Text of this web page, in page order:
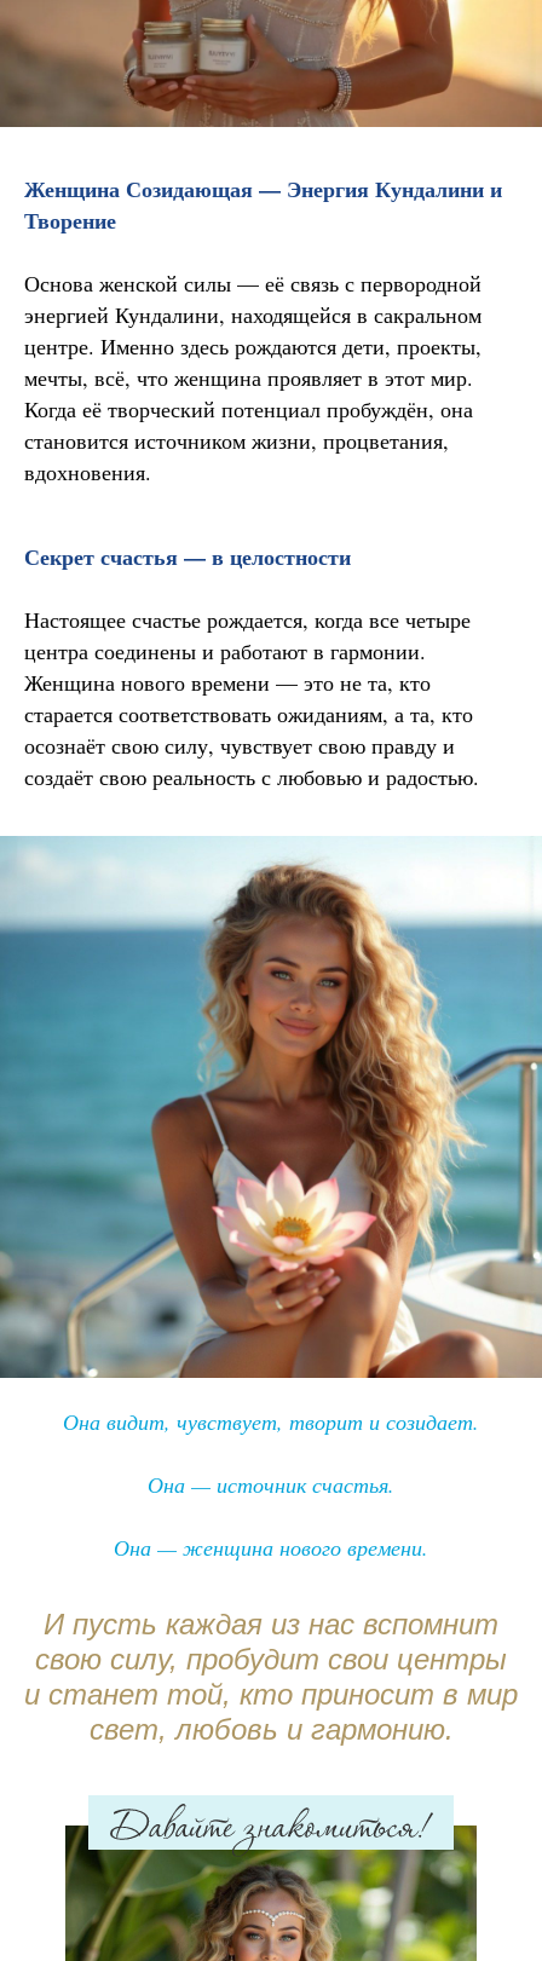
Женщина Созидающая — Энергия Кундалини и
Творение
Основа женской силы — её связь с первородной
энергией Кундалини, находящейся в сакральном
центре. Именно здесь рождаются дети, проекты,
мечты, всё, что женщина проявляет в этот мир.
Когда её творческий потенциал пробуждён, она
становится источником жизни, процветания,
вдохновения.
Секрет счастья — в целостности
Настоящее счастье рождается, когда все четыре
центра соединены и работают в гармонии.
Женщина нового времени — это не та, кто
старается соответствовать ожиданиям, а та, кто
осознаёт свою силу, чувствует свою правду и
создаёт свою реальность с любовью и радостью.
Она видит, чувствует, творит и созидает.
Она — источник счастья.
Она — женщина нового времени.
И пусть каждая из нас вспомнит
свою силу, пробудит свои центры
и станет той, кто приносит в мир
свет, любовь и гармонию.